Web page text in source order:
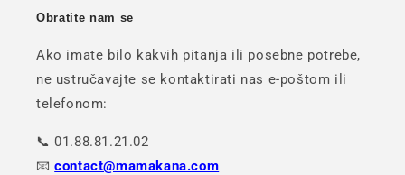
Obratite nam se
Ako imate bilo kakvih pitanja ili posebne potrebe,
ne ustručavajte se kontaktirati nas e-poštom ili
telefonom:
📞 01.88.81.21.02
📧contact@mamakana.com